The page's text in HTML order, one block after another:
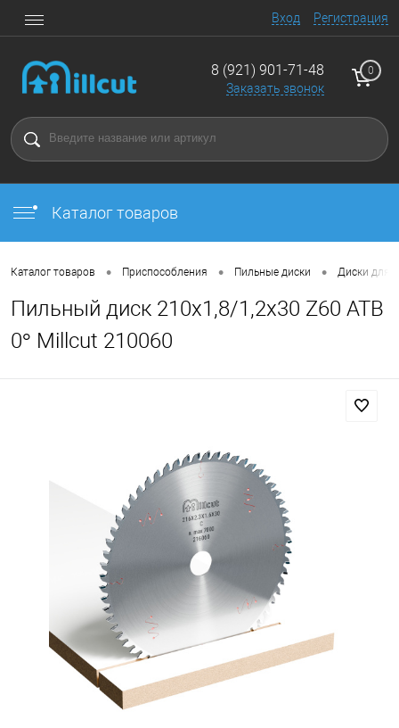
Вход Регистрация
8 (921) 901-71-48
Заказать звонок
0
Каталог товаров
Каталог товаров • Приспособления • Пильные диски • Диски для
Пильный диск 210х1,8/1,2х30 Z60 ATB
0° Millcut 210060